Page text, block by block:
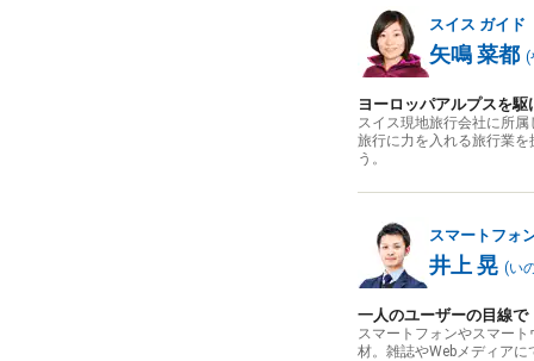
スイス ガイド
矢鳴 菜都 (
ヨーロッパアルプスを
スイス現地旅行会社に所
旅行に力を入れる旅行業
う。
スマートフォ
井上 晃 (い
一人のユーザーの目線で
スマートフォンやスマー
材。雑誌やWebメディア